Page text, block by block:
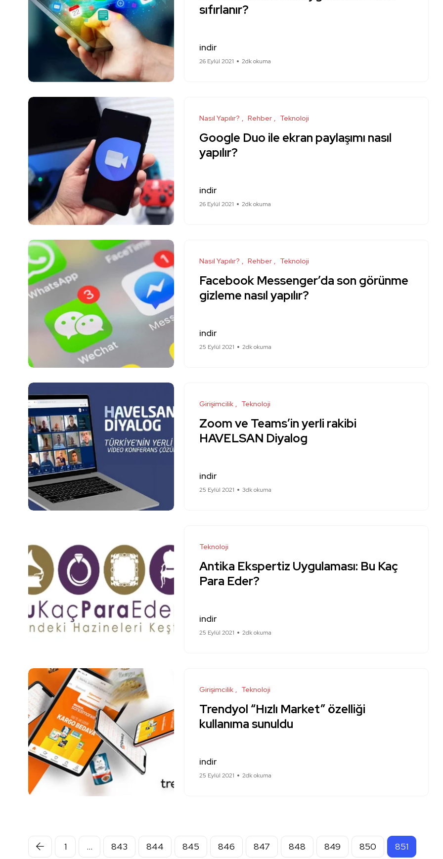
sıfırlanır?
indir
26 Eylül 2021 2dk okuma
Nasıl Yapılır? Rehber Teknoloji
Google Duo ile ekran paylaşımı nasıl
yapılır?
indir
26 Eylül 2021 2dk okuma
Nasıl Yapılır? Rehber Teknoloji
Facebook Messenger’da son görünme
gizleme nasıl yapılır?
indir
25 Eylül 2021 2dk okuma
Girişimcilik Teknoloji
Zoom ve Teams’in yerli rakibi
HAVELSAN Diyalog
indir
25 Eylül 2021 3dk okuma
Teknoloji
Antika Ekspertiz Uygulaması: Bu Kaç
Para Eder?
indir
25 Eylül 2021 2dk okuma
Girişimcilik Teknoloji
Trendyol “Hızlı Market” özelliği
kullanıma sunuldu
indir
25 Eylül 2021 2dk okuma
1 … 843 844 845 846 847 848 849 850 851